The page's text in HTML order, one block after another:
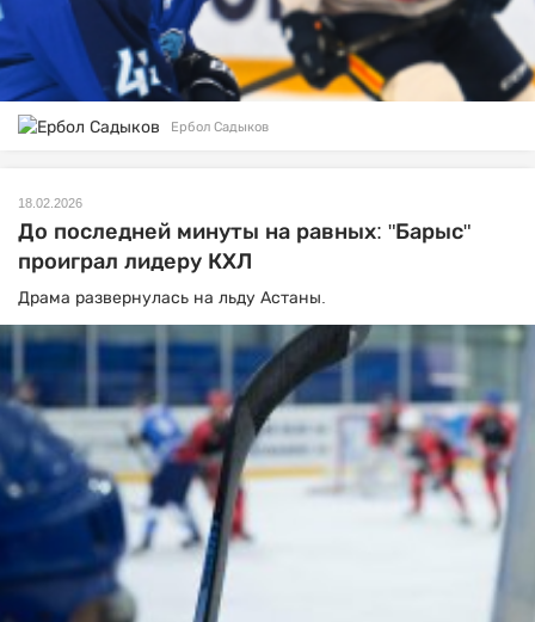
Ербол Садыков
18.02.2026
До последней минуты на равных: "Барыс"
проиграл лидеру КХЛ
Драма развернулась на льду Астаны.